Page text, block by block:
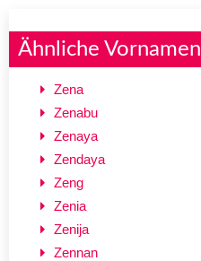
Ähnliche Vornamen
Zena
Zenabu
Zenaya
Zendaya
Zeng
Zenia
Zenija
Zennan